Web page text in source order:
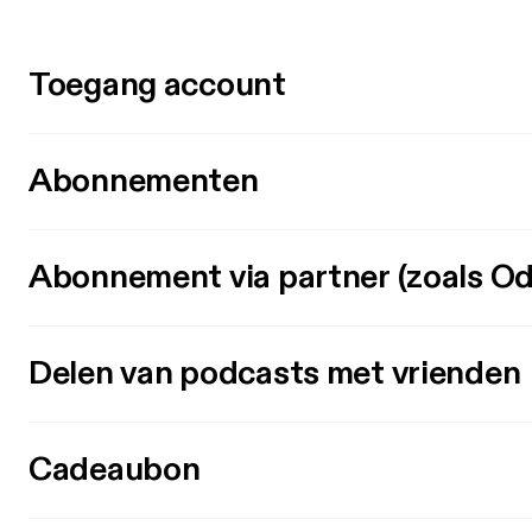
Toegang account
Abonnementen
Abonnement via partner (zoals
Delen van podcasts met vrienden
Cadeaubon